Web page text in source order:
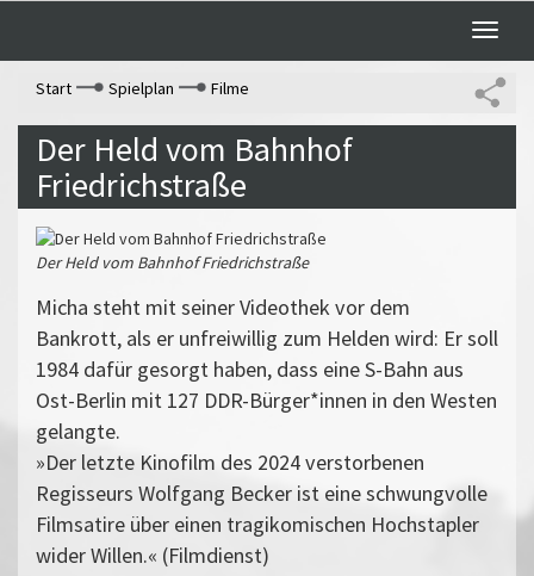
Toggle
Start
Spielplan Filme
Der Held vom Bahnhof
Friedrichstraße
Der Held vom Bahnhof Friedrichstraße
Micha steht mit seiner Videothek vor dem
Bankrott, als er unfreiwillig zum Helden wird: Er soll
1984 dafür gesorgt haben, dass eine S-Bahn aus
Ost-Berlin mit 127 DDR-Bürger*innen in den Westen
gelangte.
»Der letzte Kinofilm des 2024 verstorbenen
Regisseurs Wolfgang Becker ist eine schwungvolle
Filmsatire über einen tragikomischen Hochstapler
wider Willen.« (Filmdienst)